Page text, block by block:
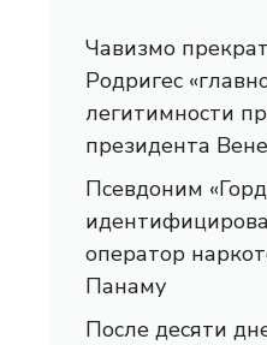
Чавизмо
Родригес
легитимности
президента
Псевдоним
оператор
Панаму
После десяти